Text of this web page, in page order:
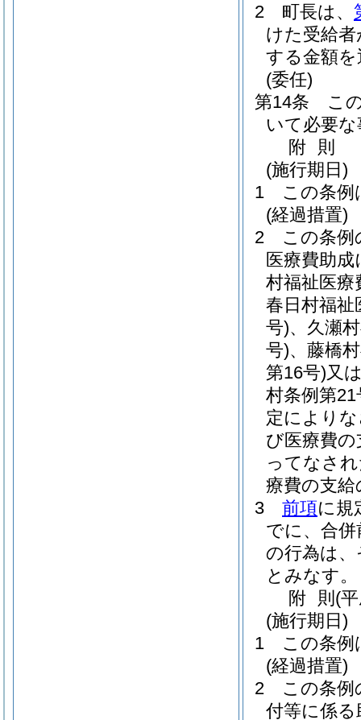
2
町長は、
けた受給
する金額
(委任)
第14条
こ
いて必要
附 則
(施行期日)
1
この条例
(経過措置)
2
この条例
医療費助
村福祉医療
春日村福祉
号)、久瀬
号)、藤橋
第16号)又
村条例第21
定により
び医療費
ってなさ
療費の支
3
前項に規
でに、合
の行為は
とみなす。
附 則 (
(施行期日)
1
この条例
(経過措置)
2
この条例
付等に係